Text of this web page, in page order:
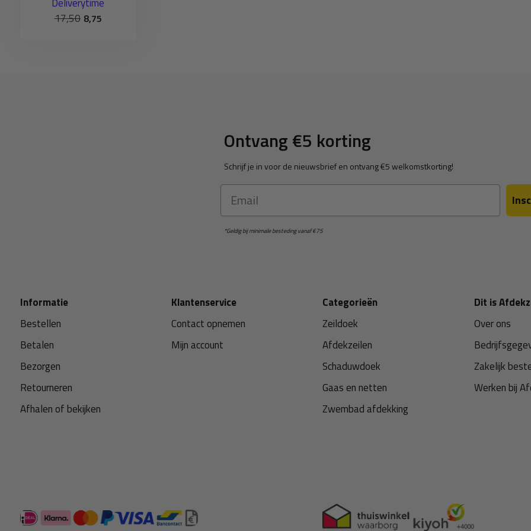
17,50 8,75
Ontvang €5 korting
Schrijf je in voor de nieuwsbrief en ontvang €5 welkomstkorting!
Email
*Geldig bij minimale besteding vanaf €75
Informatie
Bestellen
Betalen
Bezorgen
Retourneren
Afhalen of bekijken
Klantenservice
Contact opnemen
Mijn account
Categorieën
Zeildoek
Afdekzeilen
Schaduwdoek
Gaas en netten
Zwembad afdekking
Dit is
Over ons
Zakelijk
Werken bij